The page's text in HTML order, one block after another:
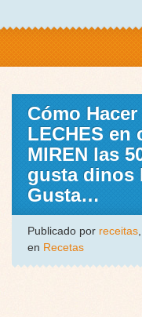
Cómo
LECHES en
MIREN las
gusta dinos
Gusta…
Publicado por receitas
en Recetas